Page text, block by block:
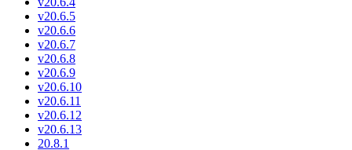
v20.6.5
v20.6.6
v20.6.7
v20.6.8
v20.6.9
v20.6.10
v20.6.11
v20.6.12
v20.6.13
20.8.1